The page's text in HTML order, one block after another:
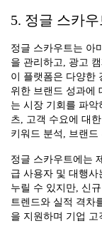
5. 정글 스카우
정글 스카우트는 아
을 관리하고, 광고
이 플랫폼은 다양한
위한 브랜드 성과에
는 시장 기회를 파
츠, 고객 수요에 대
키워드 분석, 브랜
정글 스카우트에는
급 사용자 및 대행
누릴 수 있지만, 신
트렌드와 실적 격차
을 지원하며 기업